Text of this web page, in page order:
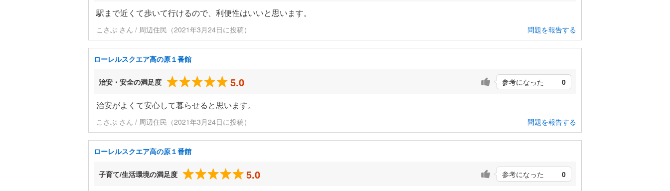
駅まで近くて歩いて行けるので、利便性はいいと思います。
こさぶ さん / 周辺住民（2021年3月24日に投稿） 問題を報告する
ローレルスクエア高の原１番館
治安・安全の満足度 5.0 参考になった 0
治安がよくて安心して暮らせると思います。
こさぶ さん / 周辺住民（2021年3月24日に投稿） 問題を報告する
ローレルスクエア高の原１番館
子育て/生活環境の満足度 5.0 参考になった 0